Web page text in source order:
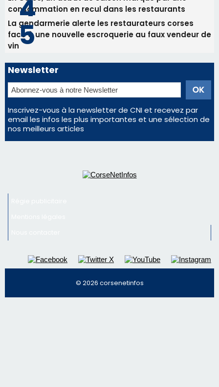
consommation en recul dans les restaurants
La gendarmerie alerte les restaurateurs corses
face à une nouvelle escroquerie au faux vendeur de
vin
Newsletter
Inscrivez-vous à la newsletter de CNI et recevez par
email les infos les plus importantes et une sélection de
nos meilleurs articles
© 2026 corsenetinfos